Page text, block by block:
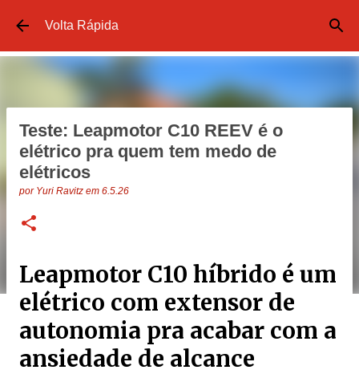
Pular para o conteúdo principal
Volta Rápida
Teste: Leapmotor C10 REEV é o
elétrico pra quem tem medo de
elétricos
por Yuri Ravitz em 6.5.26
Leapmotor C10 híbrido é um
elétrico com extensor de
autonomia pra acabar com a
ansiedade de alcance